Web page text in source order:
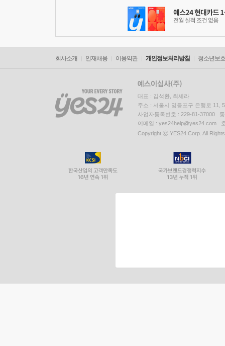
회사소개 인재채용 이용약관 개인정보처리방침 청소년보
대표 : 김석환, 최세라
주소 : 서울시 영등포구 은행로 11,
사업자등록번호 : 229-81-37000
이메일 : yes24help@yes24.com
Copyright ⓒ YES24 Corp. All